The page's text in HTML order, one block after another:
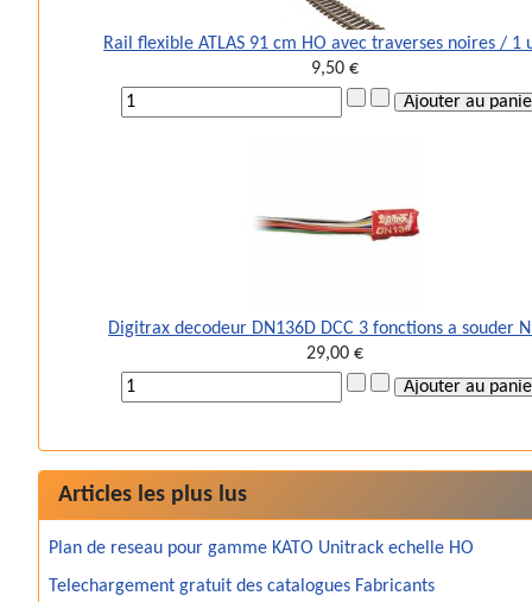
Rail flexible ATLAS 91 cm HO avec traverses noires / 1
9,50 €
Digitrax decodeur DN136D DCC 3 fonctions a souder
29,00 €
Articles les plus lus
Plan de reseau pour gamme KATO Unitrack echelle HO
Telechargement gratuit des catalogues Fabricants